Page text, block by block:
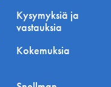
Kysymyksiä ja
vastauksia
Kokemuksia